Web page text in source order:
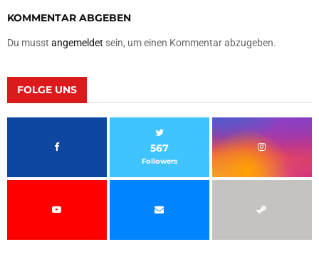
KOMMENTAR ABGEBEN
Du musst angemeldet sein, um einen Kommentar abzugeben.
FOLGE UNS
567
Followers